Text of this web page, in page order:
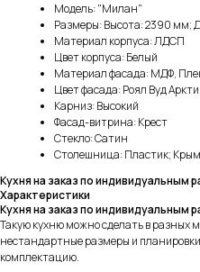
Модель: "Милан"
Размеры: Высота: 2390 мм;
Материал корпуса: ЛДСП
Цвет корпуса: Белый
Материал фасада: МДФ,
Цвет фасада: Роял Вуд
Карниз: Высокий
Фасад-витрина: Крест
Стекло: Сатин
Столешница: Пластик;
Кухня на заказ по индивидуальным
Характеристики
Кухня на заказ по индивидуальным
Такую кухню можно сделать в разных
нестандартные размеры и
комплектацию.